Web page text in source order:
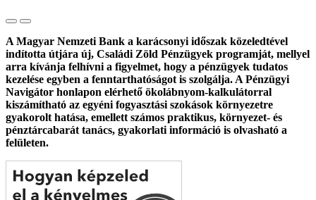
A Magyar Nemzeti Bank a karácsonyi időszak közeledtével
indította útjára új, Családi Zöld Pénzügyek programját, mellyel
arra kívánja felhívni a figyelmet, hogy a pénzügyek tudatos
kezelése egyben a fenntarthatóságot is szolgálja. A Pénzügyi
Navigátor honlapon elérhető ökolábnyom-kalkulátorral
kiszámítható az egyéni fogyasztási szokások környezetre
gyakorolt hatása, emellett számos praktikus, környezet- és
pénztárcabarát tanács, gyakorlati információ is olvasható a
felületen.